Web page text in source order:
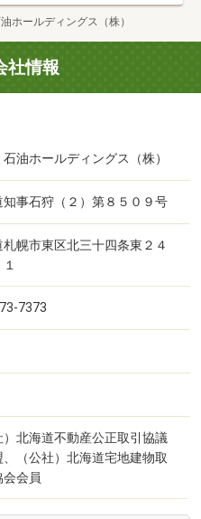
ホールディングス（株）
社情報
石油ホールディングス（株）
知事石狩（２）第８５０９号
札幌市東区北三十四条東２４
7373
）北海道不動産公正取引協議
、（公社）北海道宅地建物取
会会員